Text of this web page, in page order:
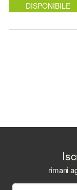
DISPONIBILE
rimani